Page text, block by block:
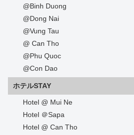
@Binh Duong
@Dong Nai
@Vung Tau
@ Can Tho
@Phu Quoc
@Con Dao
ホテルSTAY
Hotel @ Mui Ne
Hotel ＠Sapa
Hotel @ Can Tho